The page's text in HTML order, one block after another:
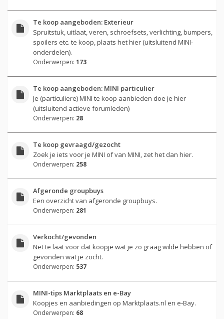
Te koop aangeboden: Exterieur
Spruitstuk, uitlaat, veren, schroefsets, verlichting, bumpers,
spoilers etc. te koop, plaats het hier (uitsluitend MINI-
onderdelen).
Onderwerpen: 173
Te koop aangeboden: MINI particulier
Je (particuliere) MINI te koop aanbieden doe je hier
(uitsluitend actieve forumleden)
Onderwerpen: 28
Te koop gevraagd/gezocht
Zoek je iets voor je MINI of van MINI, zet het dan hier.
Onderwerpen: 258
Afgeronde groupbuys
Een overzicht van afgeronde groupbuys.
Onderwerpen: 281
Verkocht/gevonden
Net te laat voor dat koopje wat je zo graag wilde hebben of
gevonden wat je zocht.
Onderwerpen: 537
MINI-tips Marktplaats en e-Bay
Koopjes en aanbiedingen op Marktplaats.nl en e-Bay.
Onderwerpen: 68